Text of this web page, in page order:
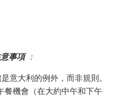
事項：
意大利的例外，而非規則。
餐機會（在大約中午和下午